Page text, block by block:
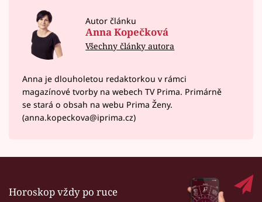
Autor článku
Anna Kopečková
Všechny články autora
Anna je dlouholetou redaktorkou v rámci
magazínové tvorby na webech TV Prima. Primárně
se stará o obsah na webu Prima Ženy.
(anna.kopeckova@iprima.cz)
Horoskop vždy po ruce